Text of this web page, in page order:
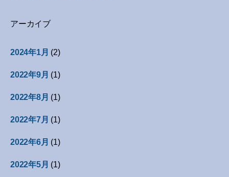
アーカイブ
2024年1月 (2)
2022年9月 (1)
2022年8月 (1)
2022年7月 (1)
2022年6月 (1)
2022年5月 (1)